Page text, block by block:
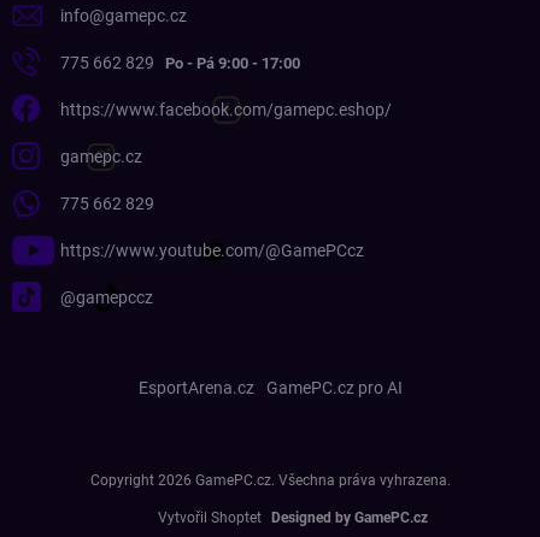
info@gamepc.cz
775 662 829
https://www.facebook.com/gamepc.eshop/
gamepc.cz
775 662 829
https://www.youtube.com/@GamePCcz
@gamepccz
EsportArena.cz GamePC.cz pro AI
Vytvořil Shoptet
Copyright 2026 GamePC.cz. Všechna práva vyhrazena.